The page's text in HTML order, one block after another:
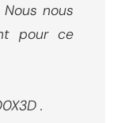
nous
pour ce
.